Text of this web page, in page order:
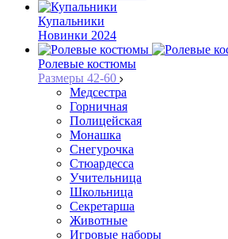
Купальники
Новинки 2024
Ролевые костюмы
Размеры 42-60
Медсестра
Горничная
Полицейская
Монашка
Снегурочка
Стюардесса
Учительница
Школьница
Секретарша
Животные
Игровые наборы